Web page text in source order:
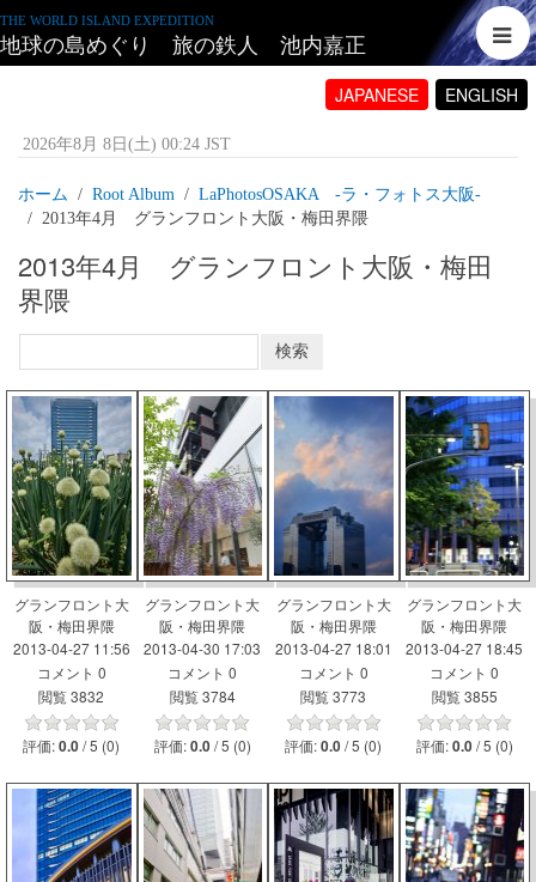
THE WORLD ISLAND EXPEDITION
地球の島めぐり 旅の鉄人 池内嘉正
JAPANESE ENGLISH
2026年8月 8日(土) 00:24 JST
ホーム Root Album
LaPhotosOSAKA -ラ・フォトス大阪‐
2013年4月 グランフロント大阪・梅田界隈
2013年4月 グランフロント大阪・梅田
界隈
グランフロント大
阪・梅田界隈
2013-04-27 11:56
コメント 0
閲覧 3832
評価:0.0 / 5 (0)
グランフロント大
阪・梅田界隈
2013-04-30 17:03
コメント 0
閲覧 3784
評価:0.0 / 5 (0)
グランフロント大
阪・梅田界隈
2013-04-27 18:01
コメント 0
閲覧 3773
評価:0.0 / 5 (0)
グランフロント大
阪・梅田界隈
2013-04-27 18:45
コメント 0
閲覧 3855
評価:0.0 / 5 (0)